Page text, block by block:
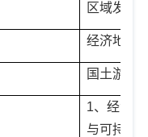
区域发展
经济地理
国土游憩
1、经济
与可持续